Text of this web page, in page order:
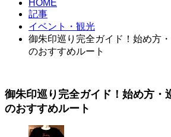
HOME
記事
イベント・観光
御朱印巡り完全ガイド！始め方
のおすすめルート
御朱印巡り完全ガイド！始め方・
のおすすめルート